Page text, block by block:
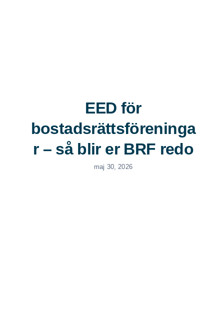
EED för
bostadsrättsföreninga
r – så blir er BRF redo
maj 30, 2026